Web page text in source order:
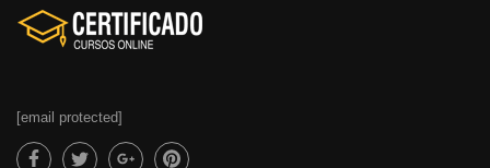
[email protected]